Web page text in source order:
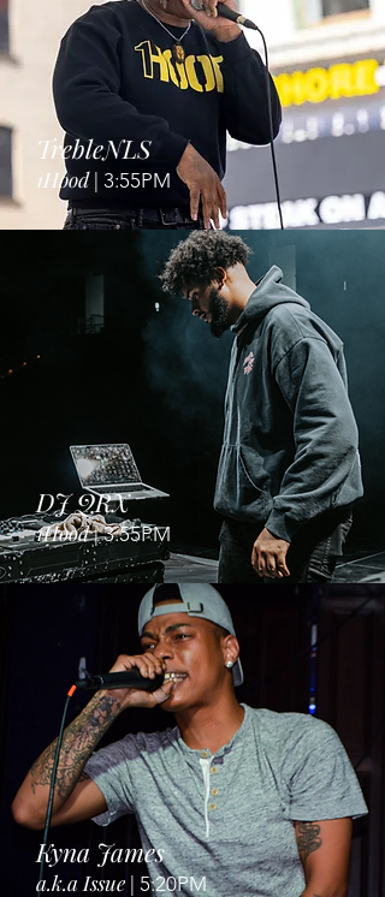
TrebleNLS
1Hood| 3:55PM
DJ QRX
1Hood| 3:55PM
Kyna James
a.k.a Issue | 5:20PM